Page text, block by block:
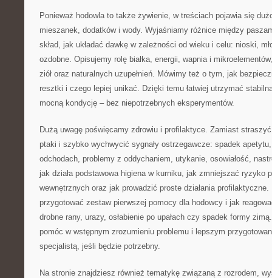
Ponieważ hodowla to także żywienie, w treściach pojawia się
mieszanek, dodatków i wody. Wyjaśniamy różnice między
skład, jak układać dawkę w zależności od wieku i celu: nioski,
ozdobne. Opisujemy rolę białka, energii, wapnia i
ziół oraz naturalnych uzupełnień. Mówimy też o tym, jak
resztki i czego lepiej unikać. Dzięki temu łatwiej utrzymać
mocną kondycję – bez niepotrzebnych eksperymentów.
Dużą uwagę poświęcamy zdrowiu i profilaktyce. Zamiast
ptaki i szybko wychwycić sygnały ostrzegawcze: spadek
odchodach, problemy z oddychaniem, utykanie, osowiałość,
jak działa podstawowa higiena w kurniku, jak zmniejszać ryzyko
wewnętrznych oraz jak prowadzić proste działania
przygotować zestaw pierwszej pomocy dla hodowcy i jak
drobne rany, urazy, osłabienie po upałach czy spadek formy
pomóc w wstępnym zrozumieniu problemu i lepszym
specjalistą, jeśli będzie potrzebny.
Na stronie znajdziesz również tematykę związaną z rozrodem,